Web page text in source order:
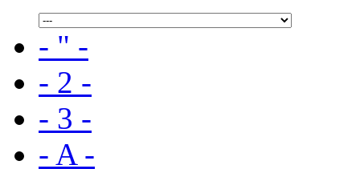
- " -
- 2 -
- 3 -
- A -